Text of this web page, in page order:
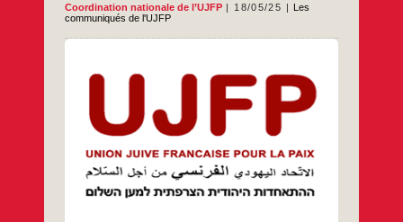
Coordination nationale de l’UJFP 18/05/25
Les
communiqués de l'UJFP
toutes les personnes qui veulent combattre
le sionisme et le racisme et œuvrer pour la
justice et la paix. C’est à ce titre qu’elle a été
sollicitée pour participer aux côtés du comité
francilien du Mouvement de la Paix aux
Commémoration
de
la
fin
de
la